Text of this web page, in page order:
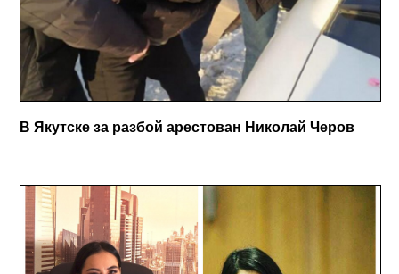
В Якутске за разбой арестован Николай Черов